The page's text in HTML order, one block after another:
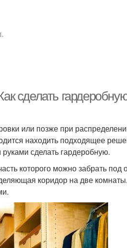
сделать
или позже при
находить подходящее
сделать гардеробную.
которого можно забрать под
коридор на две